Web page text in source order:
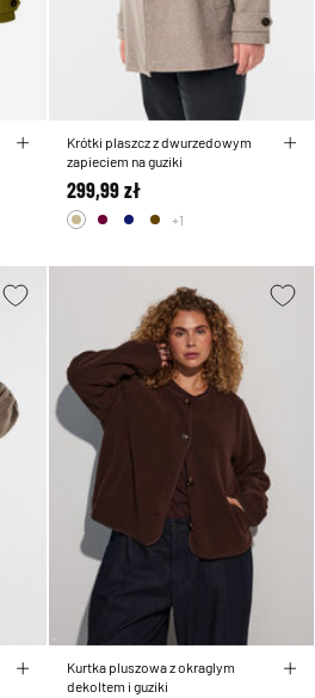
Krótki plaszcz z dwurzedowym
zapieciem na guziki
299,99 zł
+1
Kurtka pluszowa z okraglym
dekoltem i guziki